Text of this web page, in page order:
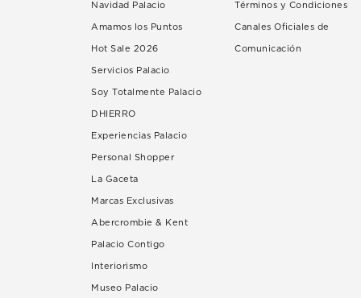
Navidad Palacio
Amamos los Puntos
Hot Sale 2026
Servicios Palacio
Soy Totalmente Palacio
DHIERRO
Experiencias Palacio
Personal Shopper
La Gaceta
Marcas Exclusivas
Abercrombie & Kent
Palacio Contigo
Interiorismo
Museo Palacio
Términos y Condiciones
Canales Oficiales de
Comunicación